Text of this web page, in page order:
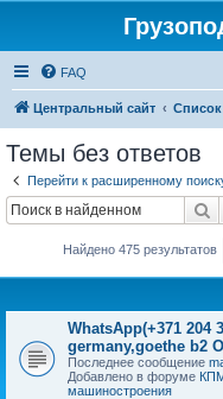
FAQ
Центральный сайт
Темы без ответов
Перейти к расширенному
Найдено 475 результатов
WhatsApp(+371 204
germany,goethe b2
Последнее сообщение
Добавлено в форуме
машиностроения